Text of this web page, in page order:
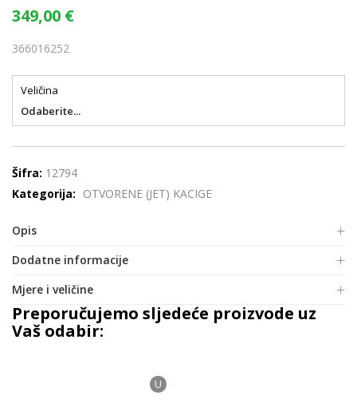
349,00 €
366016252
Veličina
Odaberite...
Šifra: 12794
Kategorija: OTVORENE (JET) KACIGE
Opis
Dodatne informacije
Mjere i veličine
Preporučujemo sljedeće proizvode uz
Vaš odabir:
U